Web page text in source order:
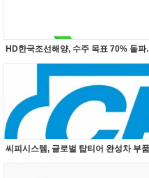
HD한국조선해양, 수주 목표 70% 돌
씨피시스템, 글로벌 탑티어 완성차 부